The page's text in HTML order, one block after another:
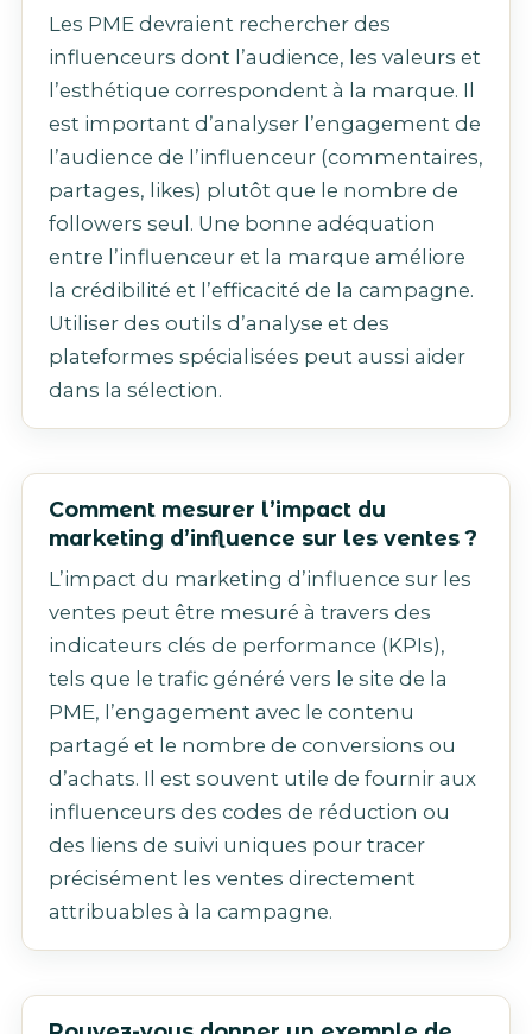
Les PME devraient rechercher des
influenceurs dont l’audience, les valeurs et
l’esthétique correspondent à la marque. Il
est important d’analyser l’engagement de
l’audience de l’influenceur (commentaires,
partages, likes) plutôt que le nombre de
followers seul. Une bonne adéquation
entre l’influenceur et la marque améliore
la crédibilité et l’efficacité de la campagne.
Utiliser des outils d’analyse et des
plateformes spécialisées peut aussi aider
dans la sélection.
Comment mesurer l’impact du
marketing d’influence sur les ventes ?
L’impact du marketing d’influence sur les
ventes peut être mesuré à travers des
indicateurs clés de performance (KPIs),
tels que le trafic généré vers le site de la
PME, l’engagement avec le contenu
partagé et le nombre de conversions ou
d’achats. Il est souvent utile de fournir aux
influenceurs des codes de réduction ou
des liens de suivi uniques pour tracer
précisément les ventes directement
attribuables à la campagne.